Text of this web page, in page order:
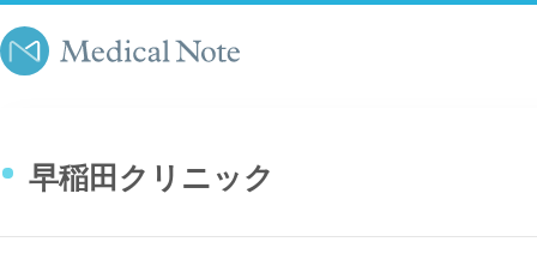
早稲田クリニック